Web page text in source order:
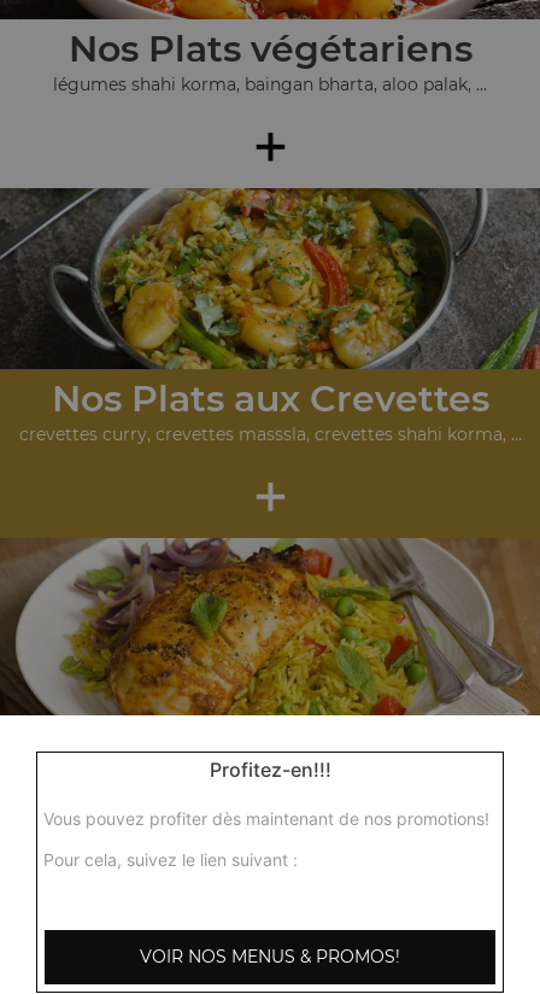
Nos Plats végétariens
légumes shahi korma, baingan bharta, aloo palak, ...
+
Nos Plats aux Crevettes
crevettes curry, crevettes masssla, crevettes shahi korma, ...
+
Nos Plats au Poisson
poisson massala, poisson curry, poisson shahi korma, ...
+
Profitez-en!!!
Vous pouvez profiter dès maintenant de nos promotions!
Pour cela, suivez le lien suivant :
VOIR NOS MENUS & PROMOS!